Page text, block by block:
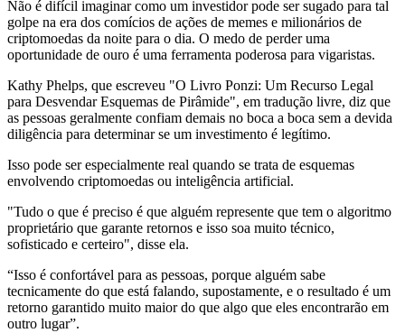
Não é difícil imaginar como um investidor pode ser sugado para tal
golpe na era dos comícios de ações de memes e milionários de
criptomoedas da noite para o dia. O medo de perder uma
oportunidade de ouro é uma ferramenta poderosa para vigaristas.
Kathy Phelps, que escreveu "O Livro Ponzi: Um Recurso Legal
para Desvendar Esquemas de Pirâmide", em tradução livre, diz que
as pessoas geralmente confiam demais no boca a boca sem a devida
diligência para determinar se um investimento é legítimo.
Isso pode ser especialmente real quando se trata de esquemas
envolvendo criptomoedas ou inteligência artificial.
"Tudo o que é preciso é que alguém represente que tem o algoritmo
proprietário que garante retornos e isso soa muito técnico,
sofisticado e certeiro", disse ela.
“Isso é confortável para as pessoas, porque alguém sabe
tecnicamente do que está falando, supostamente, e o resultado é um
retorno garantido muito maior do que algo que eles encontrarão em
outro lugar”.